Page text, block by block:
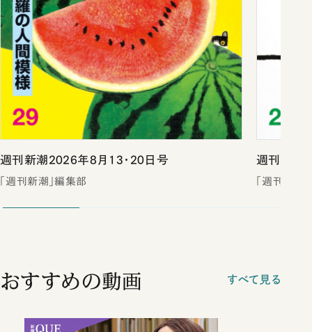
週刊新潮2026年8月13・20日号
「週刊新潮」編集部
週刊新潮
「週刊新潮
おすすめの動画 すべて見る